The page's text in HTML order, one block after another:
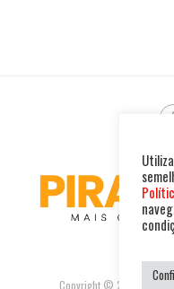
Copyright © 2025. Todos